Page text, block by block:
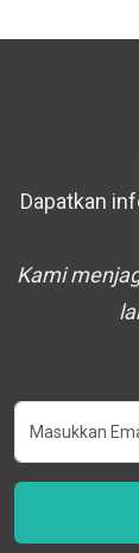
Dapatkan
Kami